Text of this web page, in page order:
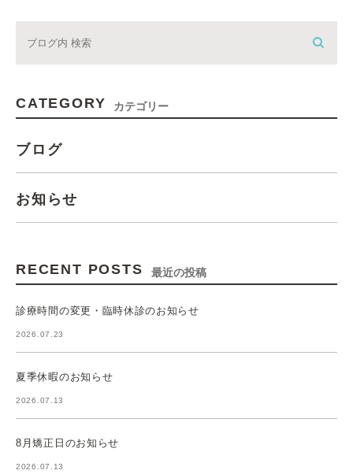
CATEGORY カテゴリー
ブログ
お知らせ
RECENT POSTS 最近の投稿
診療時間の変更・臨時休診のお知らせ
2026.07.23
夏季休暇のお知らせ
2026.07.13
8月矯正日のお知らせ
2026.07.13